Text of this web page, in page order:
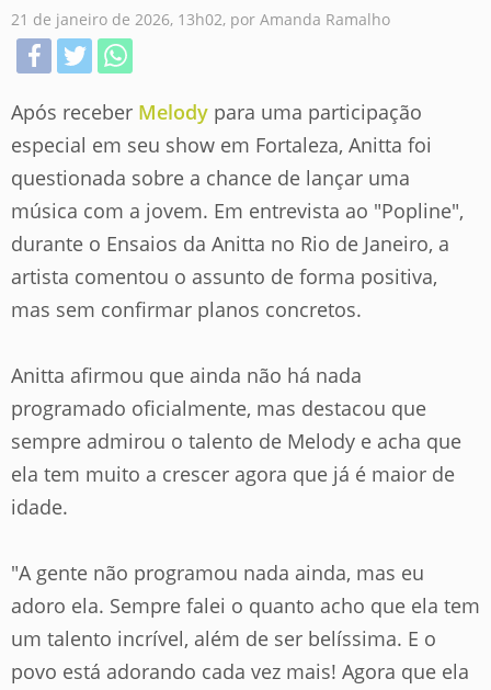
21 de janeiro de 2026, 13h02, por Amanda Ramalho
Após receber Melody para uma participação
especial em seu show em Fortaleza, Anitta foi
questionada sobre a chance de lançar uma
música com a jovem. Em entrevista ao "Popline",
durante o Ensaios da Anitta no Rio de Janeiro, a
artista comentou o assunto de forma positiva,
mas sem confirmar planos concretos.
Anitta afirmou que ainda não há nada
programado oficialmente, mas destacou que
sempre admirou o talento de Melody e acha que
ela tem muito a crescer agora que já é maior de
idade.
"A gente não programou nada ainda, mas eu
adoro ela. Sempre falei o quanto acho que ela tem
um talento incrível, além de ser belíssima. E o
povo está adorando cada vez mais! Agora que ela